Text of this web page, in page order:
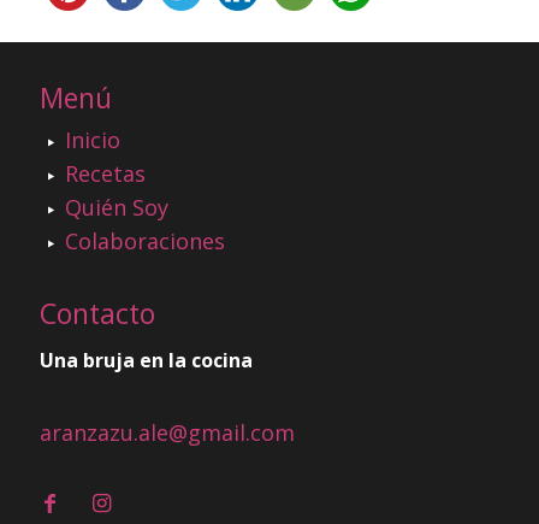
Menú
Inicio
Recetas
Quién Soy
Colaboraciones
Contacto
Una bruja en la cocina
aranzazu.ale@gmail.com